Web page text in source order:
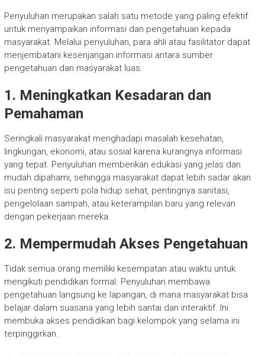
Penyuluhan merupakan salah satu metode yang paling efektif
untuk menyampaikan informasi dan pengetahuan kepada
masyarakat. Melalui penyuluhan, para ahli atau fasilitator dapat
menjembatani kesenjangan informasi antara sumber
pengetahuan dan masyarakat luas.
1. Meningkatkan Kesadaran dan
Pemahaman
Seringkali masyarakat menghadapi masalah kesehatan,
lingkungan, ekonomi, atau sosial karena kurangnya informasi
yang tepat. Penyuluhan memberikan edukasi yang jelas dan
mudah dipahami, sehingga masyarakat dapat lebih sadar akan
isu penting seperti pola hidup sehat, pentingnya sanitasi,
pengelolaan sampah, atau keterampilan baru yang relevan
dengan pekerjaan mereka.
2. Mempermudah Akses Pengetahuan
Tidak semua orang memiliki kesempatan atau waktu untuk
mengikuti pendidikan formal. Penyuluhan membawa
pengetahuan langsung ke lapangan, di mana masyarakat bisa
belajar dalam suasana yang lebih santai dan interaktif. Ini
membuka akses pendidikan bagi kelompok yang selama ini
terpinggirkan.